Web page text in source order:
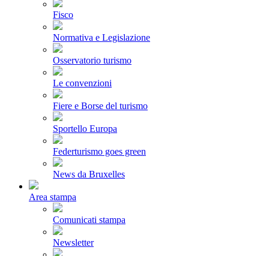
Fisco
Normativa e Legislazione
Osservatorio turismo
Le convenzioni
Fiere e Borse del turismo
Sportello Europa
Federturismo goes green
News da Bruxelles
Area stampa
Comunicati stampa
Newsletter